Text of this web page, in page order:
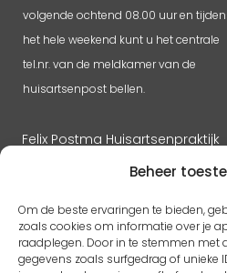
Beheer
Om de beste ervaringen te bieden,
zoals cookies om informatie over je
raadplegen. Door in te stemmen met
gegevens zoals surfgedrag of unieke
volgende ochtend 08.00 uur en
het hele weekend kunt u het centrale
tel.nr. van de meldkamer van de
huisartsenpost bellen.
Felix Postma Huisartsenpraktijk
RK H. Benedictus